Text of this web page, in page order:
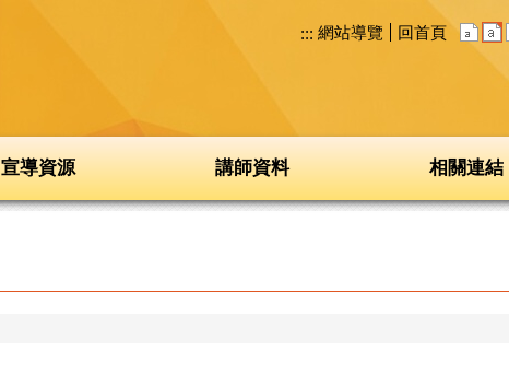
::: 網站導覽 回首頁
宣導資源 講師資料 相關連結